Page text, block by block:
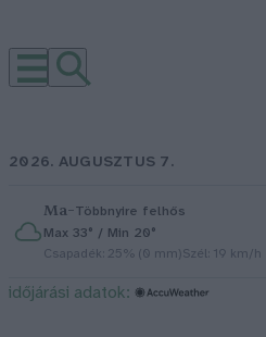
2026. AUGUSZTUS 7.
Ma–Többnyire felhős
Max 33° / Min 20°
Csapadék: 25% (0 mm)Szél: 19 km/h
időjárási adatok: